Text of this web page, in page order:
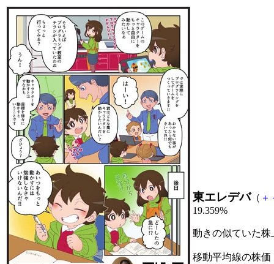
東エレデバ（ ＋
19.359%
動きの似ていた
移動平均線の株価